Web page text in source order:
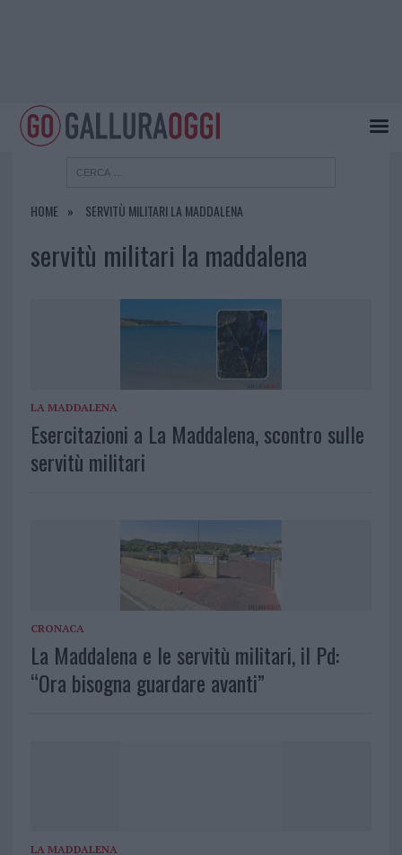
HOME SERVITÙ MILITARI LA MADDALENA
servitù militari la maddalena
LA MADDALENA
Esercitazioni a La Maddalena, scontro sulle
servitù militari
CRONACA
La Maddalena e le servitù militari, il Pd:
“Ora bisogna guardare avanti”
LA MADDALENA